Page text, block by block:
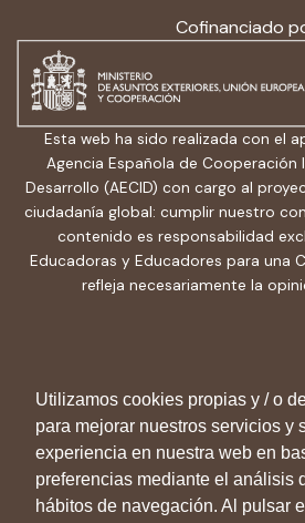
Utilizamos cookies propias y / o
para mejorar nuestros servicios y
experiencia en nuestra web en
preferencias mediante el análisis
hábitos de navegación. Al pulsar
Cofinanciado
Esta web ha sido realizada con el
Agencia Española de Cooperación
Desarrollo (AECID) con cargo al
ciudadanía global: cumplir nuestro
contenido es responsabilidad
Educadoras y Educadores para una
refleja necesariamente la